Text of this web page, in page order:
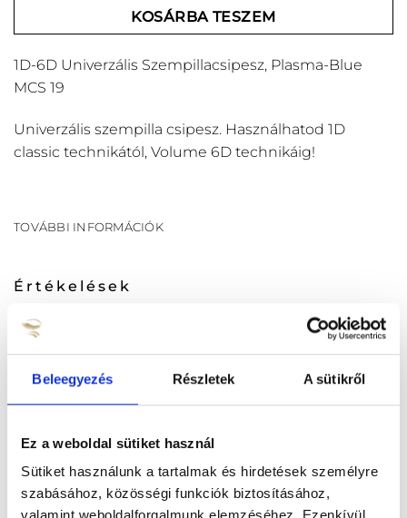
Beleegyezés Részletek A sütikről
Ez a weboldal sütiket használ
Sütiket használunk a tartalmak és hirdetések személyre
szabásához, közösségi funkciók biztosításához,
KOSÁRBA TESZEM
1D-6D Univerzális Szempillacsipesz, Plasma-Blue
MCS 19
Univerzális szempilla csipesz. Használhatod 1D
classic technikától, Volume 6D technikáig!
TOVÁBBI INFORMÁCIÓK
Értékelések
Még nincsenek értékelések.
Szempillacsipesz, Plasma-Blue
Vélemény írásáhozlépj be előbb.